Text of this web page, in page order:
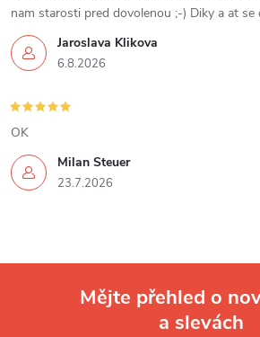
Jaroslava Klikova
6.8.2026
nam starosti pred dovolenou ;-) Diky a at se
Milan Steuer
23.7.2026
OK
Mějte přehled o
a slevách